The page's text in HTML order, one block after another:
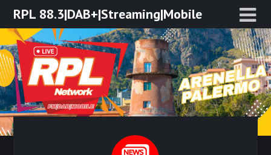
Skip
content
RPL 88.3|DAB+|Streaming|Mobile